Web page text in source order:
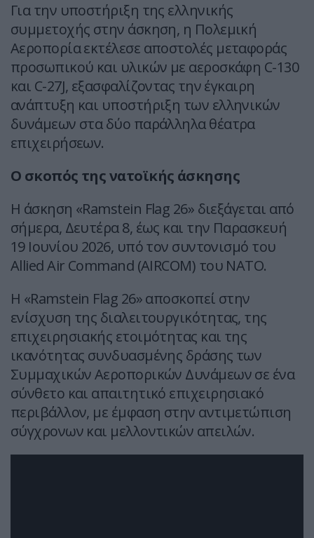
Για την υποστήριξη της ελληνικής
συμμετοχής στην άσκηση, η Πολεμική
Αεροπορία εκτέλεσε αποστολές μεταφοράς
προσωπικού και υλικών με αεροσκάφη C-130
και C-27J, εξασφαλίζοντας την έγκαιρη
ανάπτυξη και υποστήριξη των ελληνικών
δυνάμεων στα δύο παράλληλα θέατρα
επιχειρήσεων.
Ο σκοπός της νατοϊκής άσκησης
Η άσκηση «Ramstein Flag 26» διεξάγεται από
σήμερα, Δευτέρα 8, έως και την Παρασκευή
19 Ιουνίου 2026, υπό τον συντονισμό του
Allied Air Command (AIRCOM) του ΝΑΤΟ.
Η «Ramstein Flag 26» αποσκοπεί στην
ενίσχυση της διαλειτουργικότητας, της
επιχειρησιακής ετοιμότητας και της
ικανότητας συνδυασμένης δράσης των
Συμμαχικών Αεροπορικών Δυνάμεων σε ένα
σύνθετο και απαιτητικό επιχειρησιακό
περιβάλλον, με έμφαση στην αντιμετώπιση
σύγχρονων και μελλοντικών απειλών.